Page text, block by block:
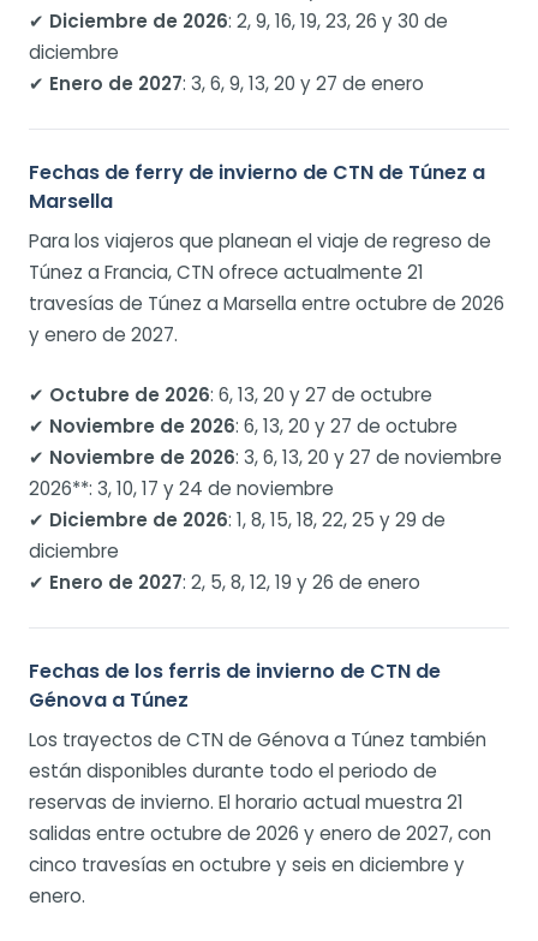
✔ Diciembre de 2026: 2, 9, 16, 19, 23, 26 y 30 de
diciembre
✔ Enero de 2027: 3, 6, 9, 13, 20 y 27 de enero
Fechas de ferry de invierno de CTN de Túnez a
Marsella
Para los viajeros que planean el viaje de regreso de
Túnez a Francia, CTN ofrece actualmente 21
travesías de Túnez a Marsella entre octubre de 2026
y enero de 2027.
✔ Octubre de 2026: 6, 13, 20 y 27 de octubre
✔ Noviembre de 2026: 6, 13, 20 y 27 de octubre
✔ Noviembre de 2026: 3, 6, 13, 20 y 27 de noviembre
2026**: 3, 10, 17 y 24 de noviembre
✔ Diciembre de 2026: 1, 8, 15, 18, 22, 25 y 29 de
diciembre
✔ Enero de 2027: 2, 5, 8, 12, 19 y 26 de enero
Fechas de los ferris de invierno de CTN de
Génova a Túnez
Los trayectos de CTN de Génova a Túnez también
están disponibles durante todo el periodo de
reservas de invierno. El horario actual muestra 21
salidas entre octubre de 2026 y enero de 2027, con
cinco travesías en octubre y seis en diciembre y
enero.